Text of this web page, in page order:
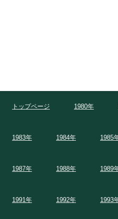
トップページ 1980年
1983年 1984年 1985
1987年 1988年 1989
1991年 1992年 1993